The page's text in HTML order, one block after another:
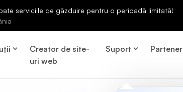
serviciile de găzduire pentru o perioadă limitată!
Creator de site-
uri web
Suport Partener